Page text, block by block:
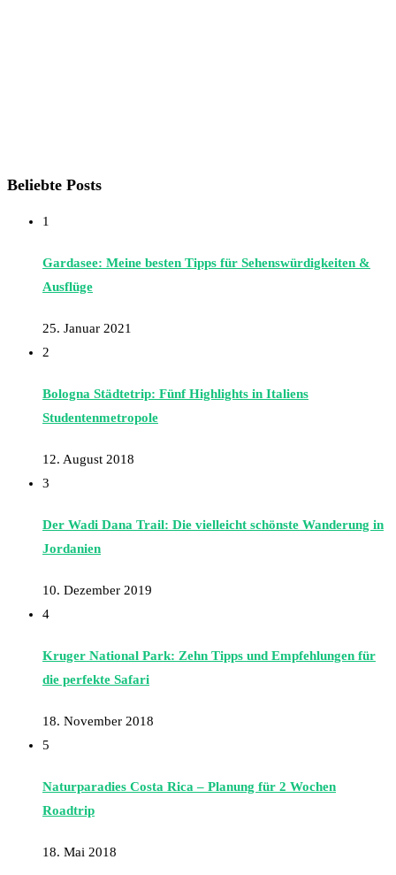
Beliebte Posts
1
Gardasee: Meine besten Tipps für Sehenswürdigkeiten &
Ausflüge
25. Januar 2021
2
Bologna Städtetrip: Fünf Highlights in Italiens
Studentenmetropole
12. August 2018
3
Der Wadi Dana Trail: Die vielleicht schönste Wanderung in
Jordanien
10. Dezember 2019
4
Kruger National Park: Zehn Tipps und Empfehlungen für
die perfekte Safari
18. November 2018
5
Naturparadies Costa Rica – Planung für 2 Wochen
Roadtrip
18. Mai 2018